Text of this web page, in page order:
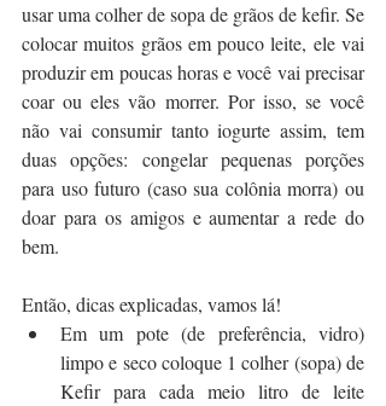
usar uma colher de sopa de grãos de kefir. Se
colocar muitos grãos em pouco leite, ele vai
produzir em poucas horas e você vai precisar
coar ou eles vão morrer. Por isso, se você
não vai consumir tanto iogurte assim, tem
duas opções: congelar pequenas porções
para uso futuro (caso sua colônia morra) ou
doar para os amigos e aumentar a rede do
bem.
Então, dicas explicadas, vamos lá!
Em um pote (de preferência, vidro)
limpo e seco coloque 1 colher (sopa) de
Kefir para cada meio litro de leite